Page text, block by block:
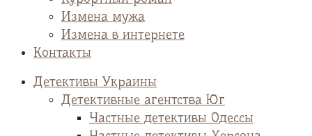
Измена мужа
Измена в интернете
Контакты
Детективы Украины
Детективные агентства Юг
Частные детективы Одессы